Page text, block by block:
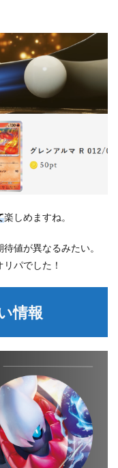
楽しめますね。
値が異なるみたい。
パでした！
情報